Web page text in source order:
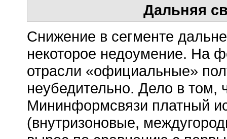
Дальняя
Снижение в сегменте
некоторое недоумение. На
отрасли «официальные»
неубедительно. Дело в том,
Мининформсвязи платный
(внутризоновые,